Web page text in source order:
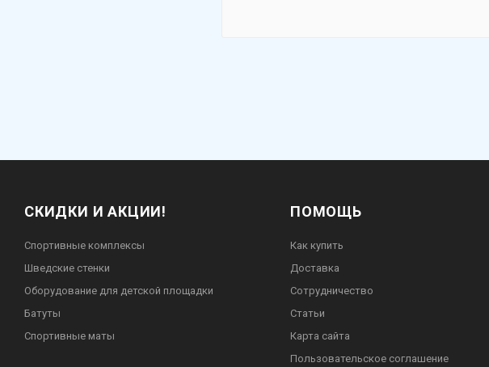
СКИДКИ И АКЦИИ!
Спортивные комплексы
Шведские стенки
Оборудование для детской площадки
Батуты
Спортивные маты
ПОМОЩЬ
Как купить
Доставка
Сотрудничество
Статьи
Карта сайта
Пользовательское соглашение